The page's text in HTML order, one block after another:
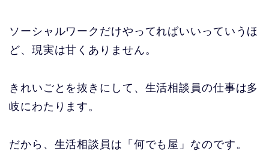
ソーシャルワークだけやってればいいっていうほ
ど、現実は甘くありません。
きれいごとを抜きにして、生活相談員の仕事は多
岐にわたります。
だから、生活相談員は「何でも屋」なのです。